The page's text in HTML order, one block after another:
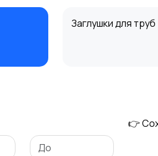
Заглушки для труб
👉